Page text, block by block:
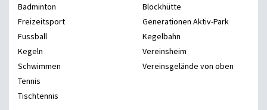
Badminton
Freizeitsport
Fussball
Kegeln
Schwimmen
Tennis
Tischtennis
Blockhütte
Generationen Aktiv-Park
Kegelbahn
Vereinsheim
Vereinsgelände von oben